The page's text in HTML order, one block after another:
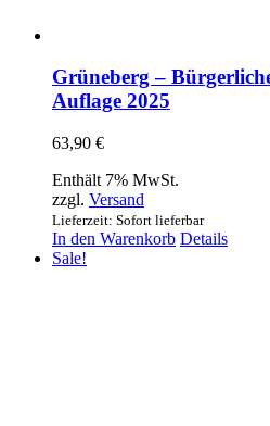
Grüneberg –
Auflage 2025
63,90 €
Enthält 7% MwSt.
zzgl. Versand
Lieferzeit: Sofort lieferbar
In den Warenkorb Details
Sale!